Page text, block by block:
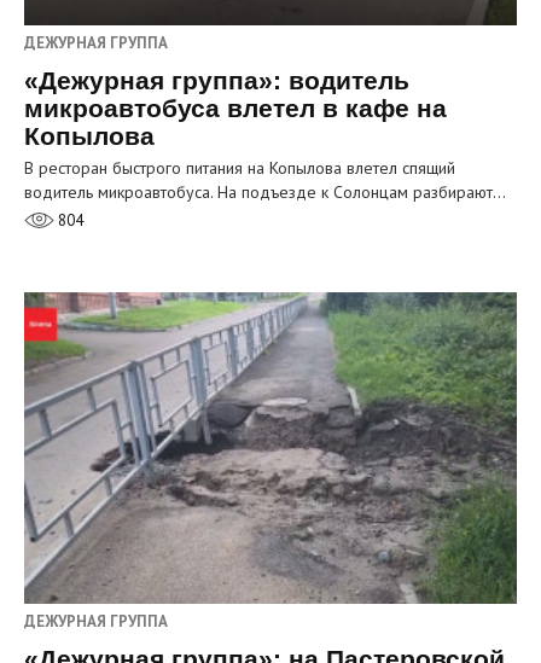
ДЕЖУРНАЯ ГРУППА
«Дежурная группа»: водитель
микроавтобуса влетел в кафе на
Копылова
В ресторан быстрого питания на Копылова влетел спящий
водитель микроавтобуса. На подъезде к Солонцам разбирают…
804
ДЕЖУРНАЯ ГРУППА